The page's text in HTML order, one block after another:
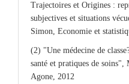
Trajectoires et Origines :
subjectives et situations
Simon, Economie et
(2) "Une médecine de
santé et pratiques de
Agone, 2012